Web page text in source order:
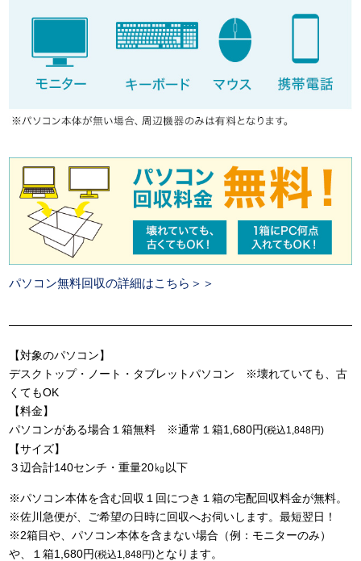
パソコン無料回収の詳細はこちら＞＞
【対象のパソコン】
デスクトップ・ノート・タブレットパソコン ※壊れていても、古
くてもOK
【料金】
パソコンがある場合１箱無料 ※通常１箱1,680円(税込1,848円)
【サイズ】
３辺合計140センチ・重量20㎏以下
※パソコン本体を含む回収１回につき１箱の宅配回収料金が無料。
※佐川急便が、ご希望の日時に回収へお伺いします。最短翌日！
※2箱目や、パソコン本体を含まない場合（例：モニターのみ）
や、１箱1,680円(税込1,848円)となります。